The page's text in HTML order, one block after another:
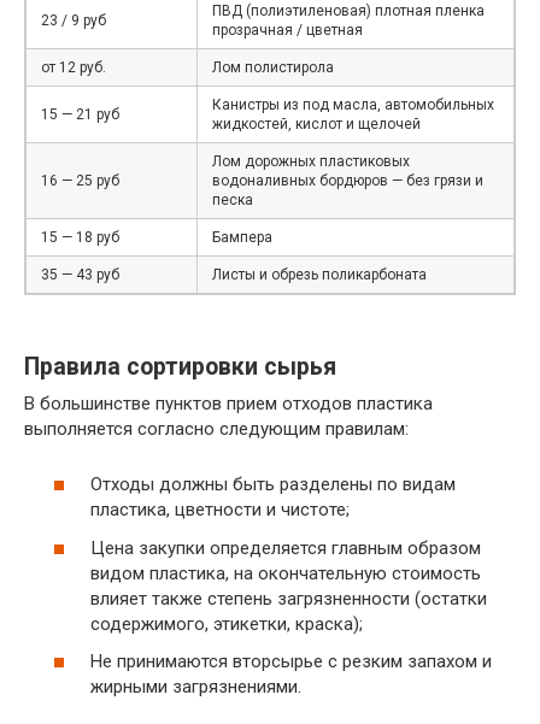
23 / 9 руб
ПВД (полиэтиленовая) плотная пленка
прозрачная / цветная
от 12 руб. Лом полистирола
15 — 21 руб
Канистры из под масла, автомобильных
жидкостей, кислот и щелочей
16 — 25 руб
Лом дорожных пластиковых
водоналивных бордюров — без грязи и
песка
15 — 18 руб Бампера
35 — 43 руб Листы и обрезь поликарбоната
Правила сортировки сырья
В большинстве пунктов прием отходов пластика
выполняется согласно следующим правилам:
Отходы должны быть разделены по видам
пластика, цветности и чистоте;
Цена закупки определяется главным образом
видом пластика, на окончательную стоимость
влияет также степень загрязненности (остатки
содержимого, этикетки, краска);
Не принимаются вторсырье с резким запахом и
жирными загрязнениями.